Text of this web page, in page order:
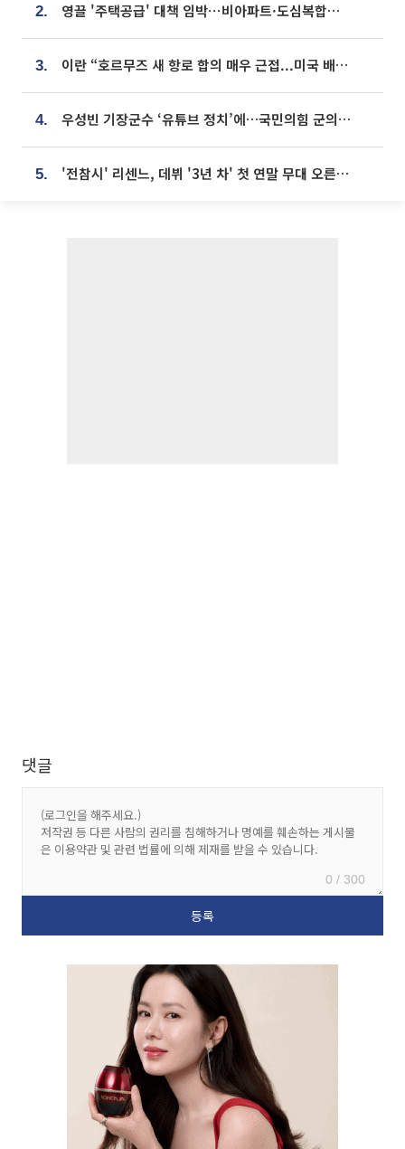
2. 영끌 '주택공급' 대책 임박⋯비아파트·도심복합까지 총동원
3. 이란 “호르무즈 새 항로 합의 매우 근접...미국 배상 먼저”
4. 우성빈 기장군수 ‘유튜브 정치’에…국민의힘 군의원들 집단 반발
5. '전참시' 리센느, 데뷔 '3년 차' 첫 연말 무대 오른다⋯"그동안 섭외 안 와"
댓글
0 / 300